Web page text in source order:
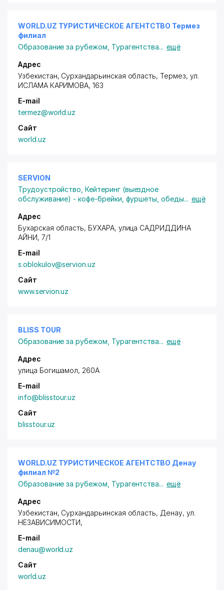
WORLD.UZ ТУРИСТИЧЕСКОЕ АГЕНТСТВО Термез
филиал
Образование за рубежом Турагентства... ещё
Адрес
Узбекистан, Сурхандарьинская область, Термез, ул.
ИСЛАМА КАРИМОВА, 163
E-mail
termez@world.uz
Сайт
world.uz
SERVION
Трудоустройство ,Кейтеринг (выездное
обслуживание) - кофе-брейки, фуршеты, обеды... ещё
Адрес
Бухарская область, БУХАРА, улица САДРИДДИНА
АЙНИ, 7/1
E-mail
s.oblokulov@servion.uz
Сайт
www.servion.uz
BLISS TOUR
Образование за рубежом Турагентства... ещё
Адрес
улица Богишамол, 260А
E-mail
info@blisstour.uz
Сайт
blisstour.uz
WORLD.UZ ТУРИСТИЧЕСКОЕ АГЕНТСТВО Денау
филиал №2
Образование за рубежом Турагентства... ещё
Адрес
Узбекистан, Сурхандарьинская область, Денау, ул.
НЕЗАВИСИМОСТИ,
E-mail
denau@world.uz
Сайт
world.uz